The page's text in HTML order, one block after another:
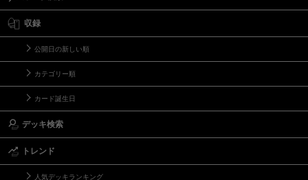
収録
公開日の新しい順
カテゴリー順
カード誕生日
デッキ検索
トレンド
人気デッキランキング